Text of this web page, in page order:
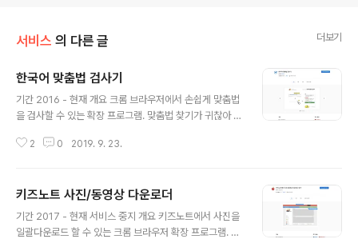
서비스 의 다른 글 더보기
한국어 맞춤법 검사기
기간 2016 - 현재 개요 크롬 브라우저에서 손쉽게 맞춤법
을 검사할 수 있는 확장 프로그램. 맞춤법 찾기가 귀찮아 그
위해 만들었습니다. 2019년 7월 5,577명의 활성 사용자
춤법을 확인할 수 있습니다. 관련 글 활성 사용자 100명을
넘었을 때 썼던 글 활성 사용자 200명을 넘었을 때 썼던
글 유튜브 데모 영상 크롬 웹스토어 링크 사용 기술 Front
2 0 2019. 9. 23.
키즈노트 사진/동영상 다운로더
기간 2017 - 현재 서비스 중지 개요 키즈노트에서 사진을
일괄다운로드 할 수 있는 크롬 브라우저 확장 프로그램. 스